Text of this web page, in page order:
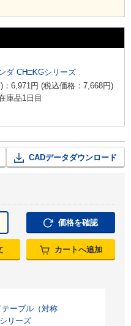
ダ CH□KGシリーズ
6,971円 (税込価格： 7,668円)
庫品1日目
CADデータダウンロード
価格を確認
カートへ追加
ーブル（対称
リーズ